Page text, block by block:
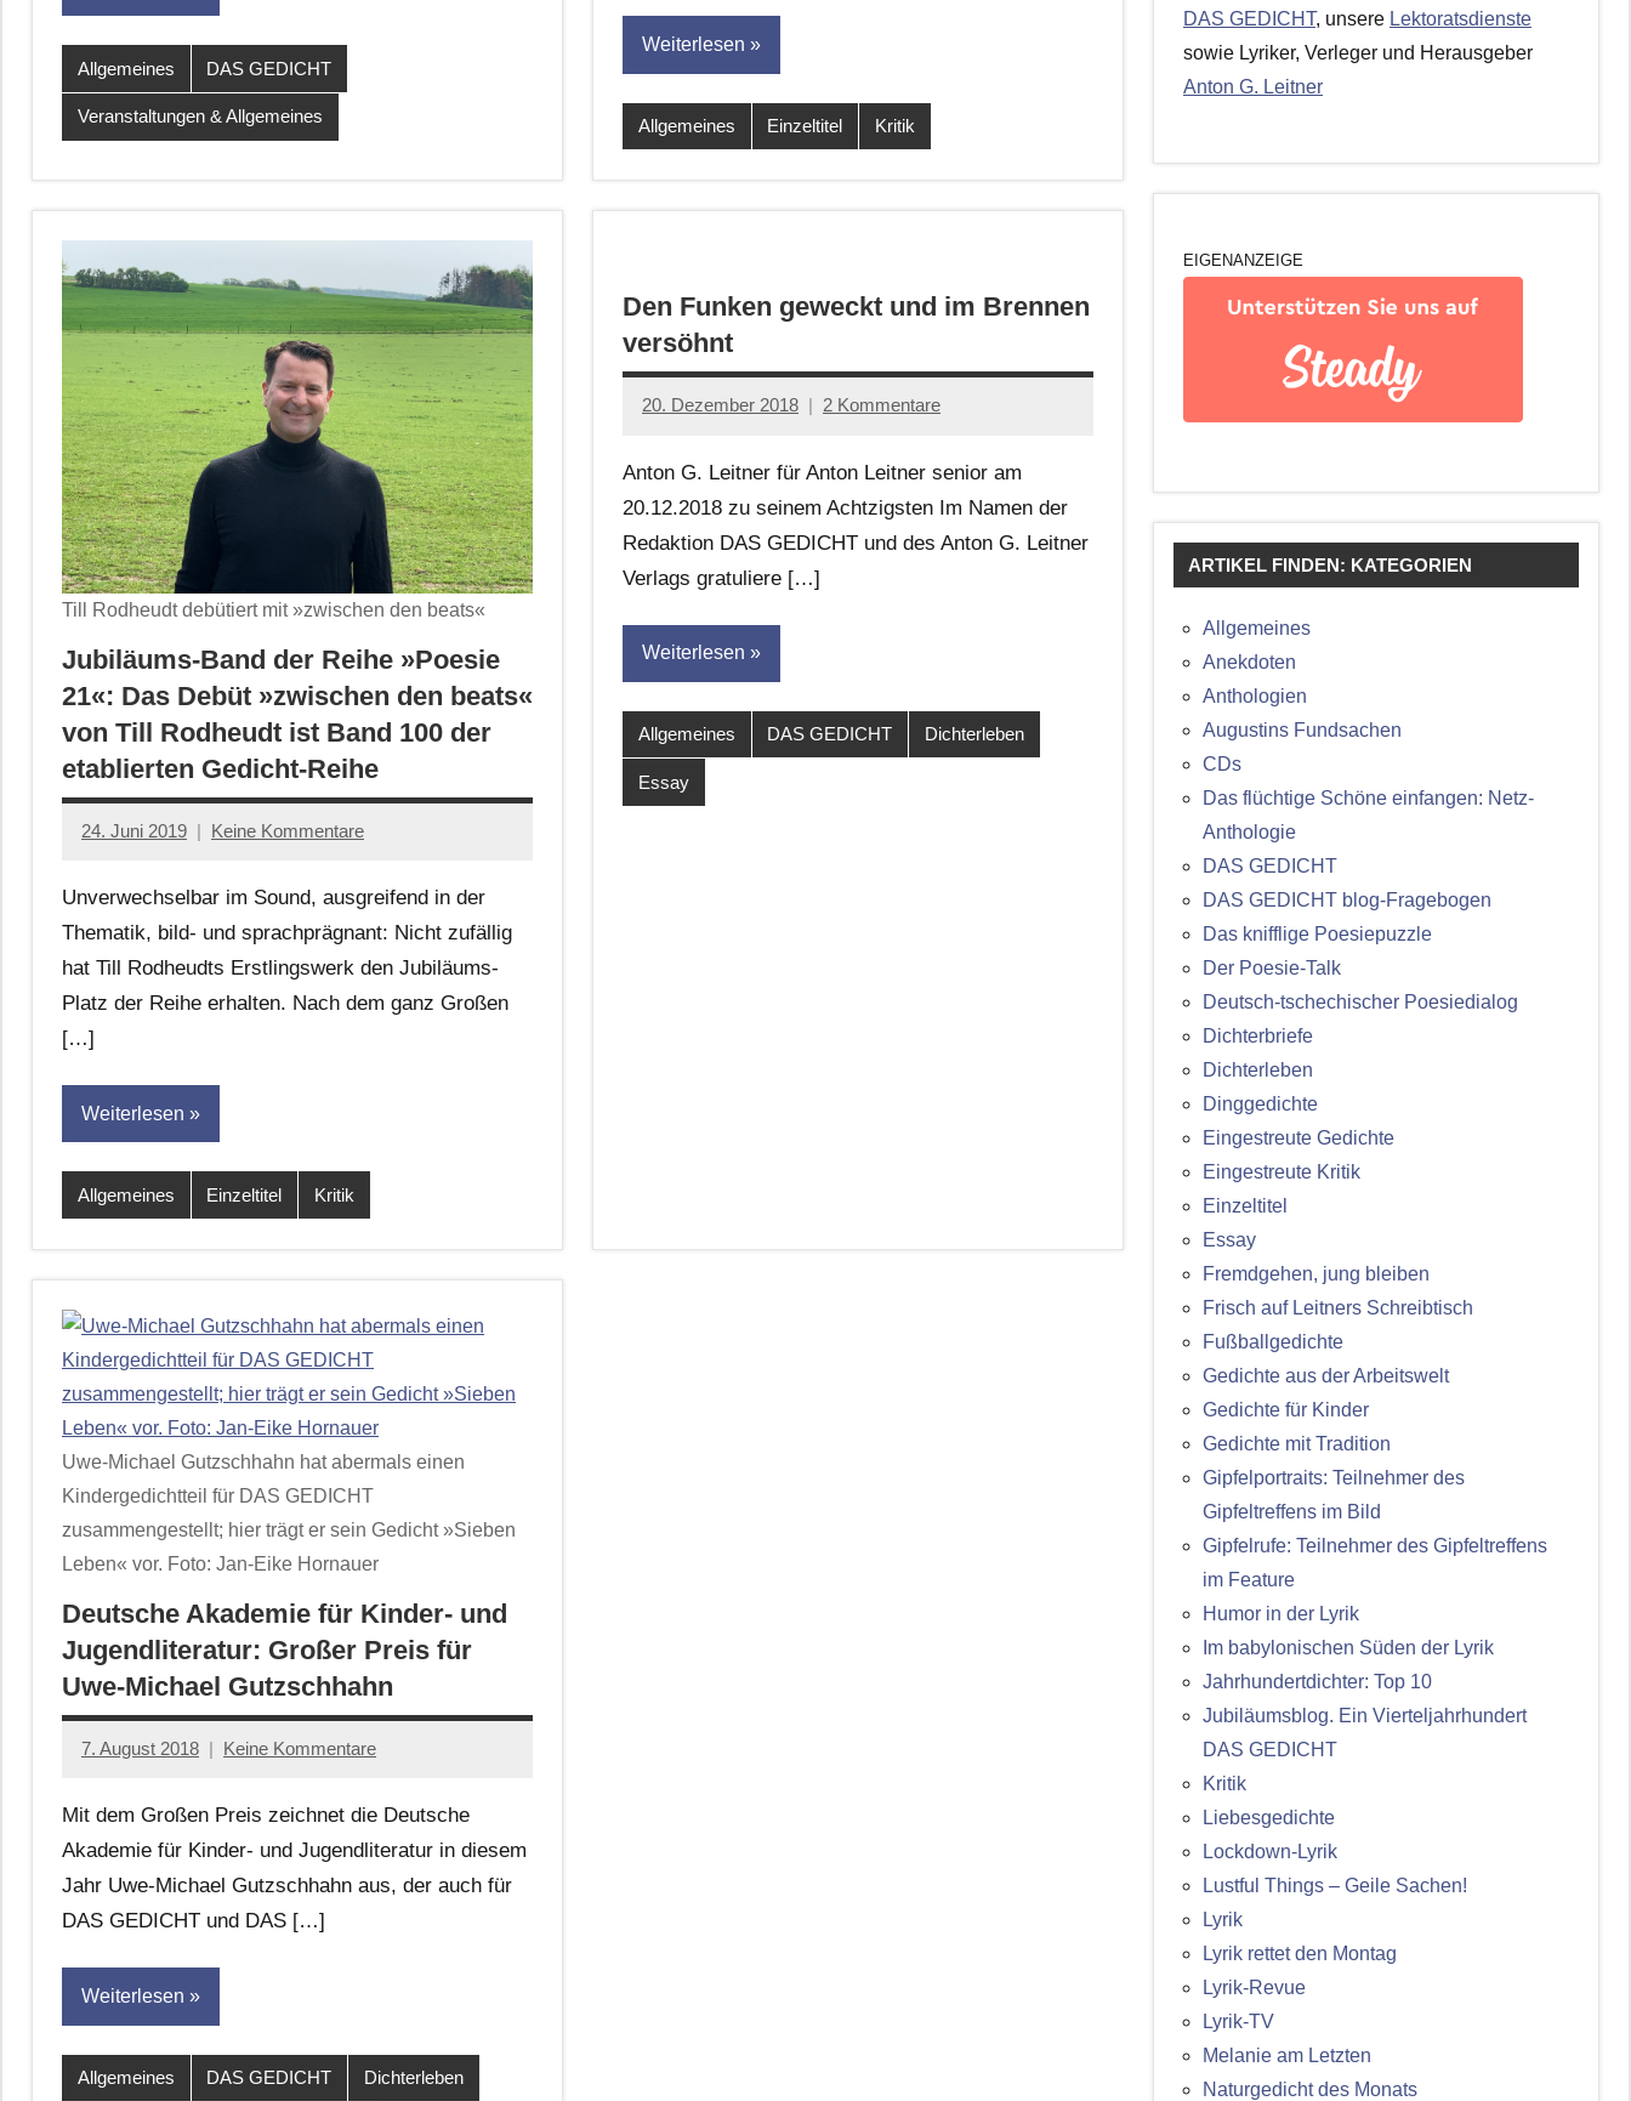
Allgemeines DAS GEDICHT
Veranstaltungen & Allgemeines
Weiterlesen
Allgemeines Einzeltitel Kritik
Till Rodheudt debütiert mit »zwischen den beats«
Jubiläums-Band der Reihe »Poesie
21«: Das Debüt »zwischen den beats«
von Till Rodheudt ist Band 100 der
etablierten Gedicht-Reihe
24. Juni 2019
Jan-
Hornauer
für
dasgedichtblog
Keine Kommentare
Unverwechselbar im Sound, ausgreifend in der
Thematik, bild- und sprachprägnant: Nicht zufällig
hat Till Rodheudts Erstlingswerk den Jubiläums-
Platz der Reihe erhalten. Nach dem ganz Großen
[…]
Weiterlesen
Allgemeines Einzeltitel Kritik
Den Funken geweckt und im Brennen
versöhnt
20. Dezember 2018
Anton
Leitner
2 Kommentare
Anton G. Leitner für Anton Leitner senior am
20.12.2018 zu seinem Achtzigsten Im Namen der
Redaktion DAS GEDICHT und des Anton G. Leitner
Verlags gratuliere […]
Weiterlesen
Allgemeines DAS GEDICHT Dichterleben
Essay
Uwe-Michael Gutzschhahn hat abermals einen
Kindergedichtteil für DAS GEDICHT
zusammengestellt; hier trägt er sein Gedicht »Sieben
Leben« vor. Foto: Jan-Eike Hornauer
Deutsche Akademie für Kinder- und
Jugendliteratur: Großer Preis für
Uwe-Michael Gutzschhahn
7. August 2018
Jan-
Hornauer
für
dasgedichtblog
Keine Kommentare
Mit dem Großen Preis zeichnet die Deutsche
Akademie für Kinder- und Jugendliteratur in diesem
Jahr Uwe-Michael Gutzschhahn aus, der auch für
DAS GEDICHT und DAS […]
Weiterlesen
Allgemeines DAS GEDICHT Dichterleben
DAS GEDICHT, unsere Lektoratsdienste
sowie Lyriker, Verleger und Herausgeber
Anton G. Leitner
EIGENANZEIGE
ARTIKEL FINDEN: KATEGORIEN
Allgemeines
Anekdoten
Anthologien
Augustins Fundsachen
CDs
Das flüchtige Schöne einfangen: Netz-
Anthologie
DAS GEDICHT
DAS GEDICHT blog-Fragebogen
Das knifflige Poesiepuzzle
Der Poesie-Talk
Deutsch-tschechischer Poesiedialog
Dichterbriefe
Dichterleben
Dinggedichte
Eingestreute Gedichte
Eingestreute Kritik
Einzeltitel
Essay
Fremdgehen, jung bleiben
Frisch auf Leitners Schreibtisch
Fußballgedichte
Gedichte aus der Arbeitswelt
Gedichte für Kinder
Gedichte mit Tradition
Gipfelportraits: Teilnehmer des
Gipfeltreffens im Bild
Gipfelrufe: Teilnehmer des Gipfeltreffens
im Feature
Humor in der Lyrik
Im babylonischen Süden der Lyrik
Jahrhundertdichter: Top 10
Jubiläumsblog. Ein Vierteljahrhundert
DAS GEDICHT
Kritik
Liebesgedichte
Lockdown-Lyrik
Lustful Things – Geile Sachen!
Lyrik
Lyrik rettet den Montag
Lyrik-Revue
Lyrik-TV
Melanie am Letzten
Naturgedicht des Monats